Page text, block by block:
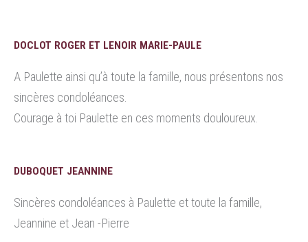
DOCLOT ROGER ET LENOIR MARIE-PAULE
A Paulette ainsi qu’à toute la famille, nous présentons nos
sincères condoléances.
Courage à toi Paulette en ces moments douloureux.
DUBOQUET JEANNINE
Sincères condoléances à Paulette et toute la famille,
Jeannine et Jean -Pierre